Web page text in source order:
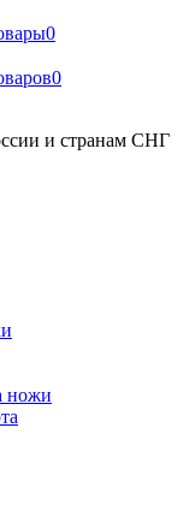
0
0
и странам СНГ
ножи